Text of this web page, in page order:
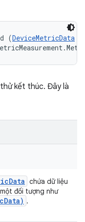
(DeviceMetricData
kết thúc. Đây là
Data chứa dữ liệu
đối tượng như
Data) .